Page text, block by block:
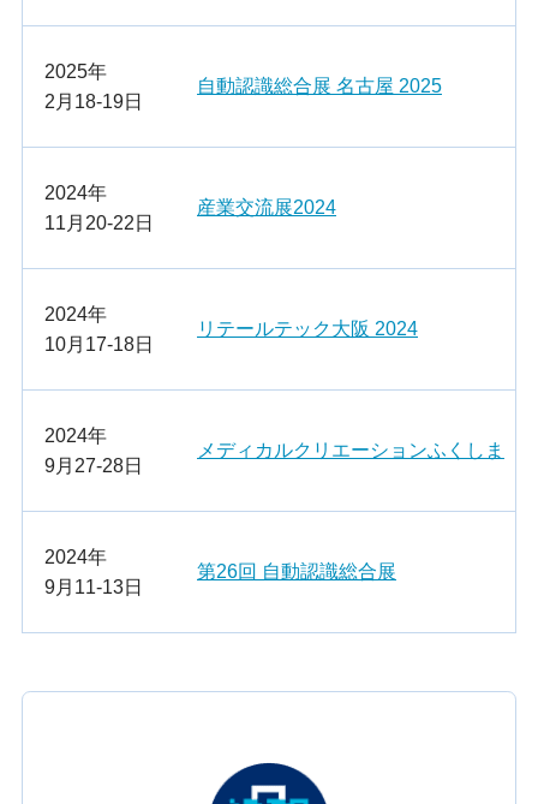
2025年
2月18-19日
自動認識総合展 名古屋 2025
2024年
11月20-22日
産業交流展2024
2024年
10月17-18日
リテールテック大阪 2024
2024年
9月27-28日
メディカルクリエーションふくしま
2024年
9月11-13日
第26回 自動認識総合展